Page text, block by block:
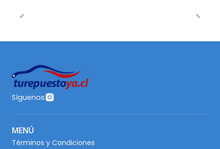
Síguenos
MENÚ
Términos y Condiciones